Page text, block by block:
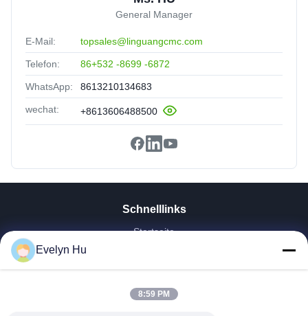
General Manager
E-Mail: topsales@linguangcmc.com
Telefon: 86+532 -8699 -6872
WhatsApp: 8613210134683
wechat: +8613606488500
Schnelllinks
Startseite
VR Show
Über Uns
Fabrik Tour
Evelyn Hu
8:59 PM